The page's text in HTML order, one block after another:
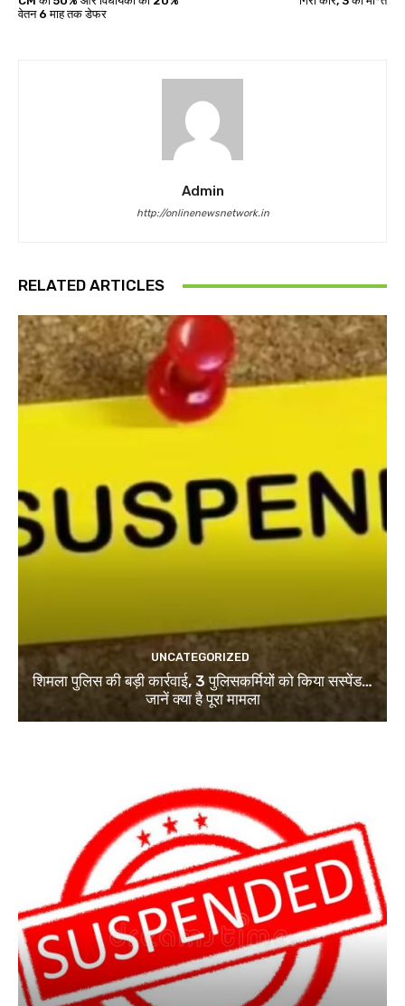
वेतन 6 माह तक डेफर
Admin
http://onlinenewsnetwork.in
RELATED ARTICLES
UNCATEGORIZED
शिमला पुलिस की बड़ी कार्रवाई, 3 पुलिसकर्मियों को किया सस्पेंड…
जानें क्या है पूरा मामला